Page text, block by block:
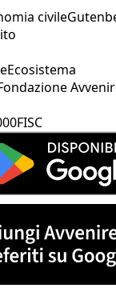
civile
Ecosistema
FISC